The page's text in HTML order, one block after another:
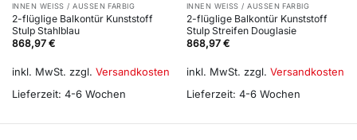
INNEN WEISS / AUSSEN FARBIG
2-flüglige Balkontür Kunststoff
Stulp Stahlblau
868,97 €
inkl. MwSt. zzgl. Versandkosten
Lieferzeit: 4-6 Wochen
INNEN WEISS / AUSSEN FARBIG
2-flüglige Balkontür Kunststoff
Stulp Streifen Douglasie
868,97 €
inkl. MwSt. zzgl. Versandkosten
Lieferzeit: 4-6 Wochen